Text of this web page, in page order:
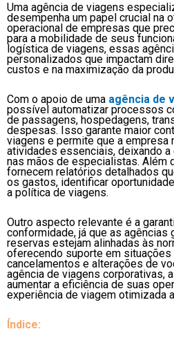
Uma agência de viagens
desempenha um papel crucial na
operacional de empresas que
para a mobilidade de seus
logística de viagens, essas
personalizados que impactam
custos e na maximização da
Com o apoio de uma agência de
possível automatizar processos
de passagens, hospedagens,
despesas. Isso garante maior
viagens e permite que a empresa
atividades essenciais, deixando
nas mãos de especialistas. Além
fornecem relatórios detalhados
os gastos, identificar
a política de viagens.
Outro aspecto relevante é a
conformidade, já que as agências
reservas estejam alinhadas às
oferecendo suporte em
cancelamentos e alterações de
agência de viagens corporativas,
aumentar a eficiência de suas
experiência de viagem otimizada
Índice: